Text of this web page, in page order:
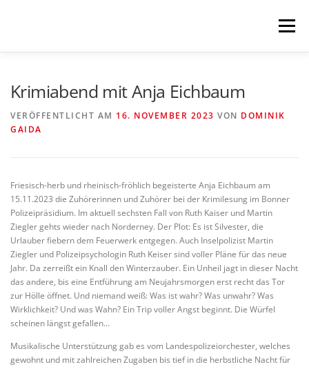
Menü
KONZERTE
IMPRESSUM
Krimiabend mit Anja Eichbaum
VERÖFFENTLICHT AM 16. NOVEMBER 2023 VON DOMINIK
GAIDA
Friesisch-herb und rheinisch-fröhlich begeisterte Anja Eichbaum am
15.11.2023 die Zuhörerinnen und Zuhörer bei der Krimilesung im Bonner
Polizeipräsidium. Im aktuell sechsten Fall von Ruth Kaiser und Martin
Ziegler gehts wieder nach Norderney. Der Plot: Es ist Silvester, die
Urlauber fiebern dem Feuerwerk entgegen. Auch Inselpolizist Martin
Ziegler und Polizeipsychologin Ruth Keiser sind voller Pläne für das neue
Jahr. Da zerreißt ein Knall den Winterzauber. Ein Unheil jagt in dieser Nacht
das andere, bis eine Entführung am Neujahrsmorgen erst recht das Tor
zur Hölle öffnet. Und niemand weiß: Was ist wahr? Was unwahr? Was
Wirklichkeit? Und was Wahn? Ein Trip voller Angst beginnt. Die Würfel
scheinen längst gefallen…
Musikalische Unterstützung gab es vom Landespolizeiorchester, welches
gewohnt und mit zahlreichen Zugaben bis tief in die herbstliche Nacht für